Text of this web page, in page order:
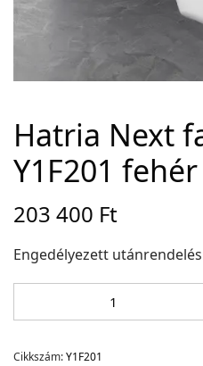
Hatria Next
Y1F201
203 400 Ft
Engedélyezett
Cikkszám:Y1F201
BEMUTATÓTERMÜNK
AKCIÓS TERMÉKEK
Adatvédelem
Garancia érvényesítése
Általános Szerződési Feltételek
Szállítási információk
Copyright © 2021